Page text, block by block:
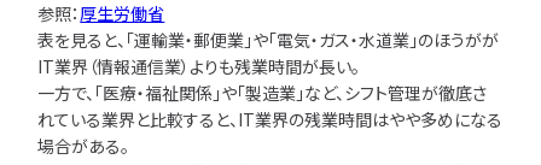
参照：厚生労働省
表を見ると、「運輸業・郵便業」や「電気・ガス・水道業」のほうがが
IT業界（情報通信業）よりも残業時間が長い。
一方で、「医療・福祉関係」や「製造業」など、シフト管理が徹底さ
れている業界と比較すると、IT業界の残業時間はやや多めになる
場合がある。